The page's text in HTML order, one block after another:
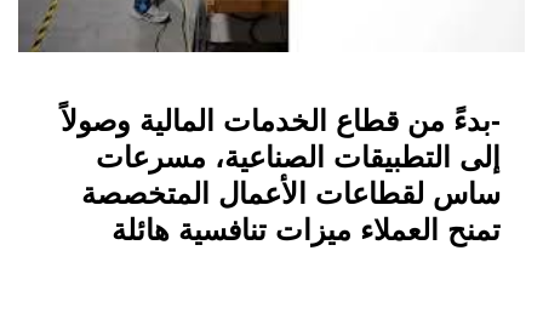
-بدءً من قطاع الخدمات المالية وصولاً
إلى التطبيقات الصناعية، مسرعات
ساس لقطاعات الأعمال المتخصصة
تمنح العملاء ميزات تنافسية هائلة